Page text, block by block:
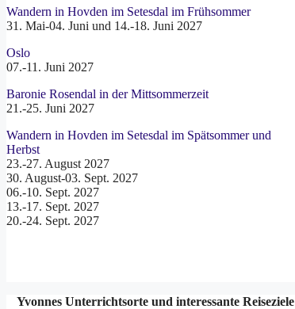
Wandern in Hovden im Setesdal im Frühsommer
31. Mai-04. Juni und 14.-18. Juni 2027
Oslo
07.-11. Juni 2027
Baronie Rosendal in der Mittsommerzeit
21.-25. Juni 2027
Wandern in Hovden im Setesdal im Spätsommer und
Herbst
23.-27. August 2027
30. August-03. Sept. 2027
06.-10. Sept. 2027
13.-17. Sept. 2027
20.-24. Sept. 2027
Yvonnes Unterrichtsorte und interessante Reiseziele